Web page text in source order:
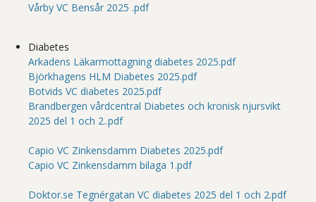
Vårby VC Bensår 2025 .pdf
Diabetes
Arkadens Läkarmottagning diabetes 2025.pdf
Björkhagens HLM Diabetes 2025.pdf
Botvids VC diabetes 2025.pdf
Brandbergen vårdcentral Diabetes och kronisk njursvikt
2025 del 1 och 2..pdf
Capio VC Zinkensdamm Diabetes 2025.pdf
Capio VC Zinkensdamm bilaga 1.pdf
Doktor.se Tegnérgatan VC diabetes 2025 del 1 och 2.pdf